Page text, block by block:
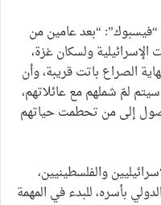
“بعد عامين من
الإسرائيلية ولسكان غزة،
الصراع باتت قريبة، وأن
لمّ شملهم مع عائلاتهم،
إلى من تحطمت حياتهم
والفلسطينيين،
بأسره، للبدء في المهمة